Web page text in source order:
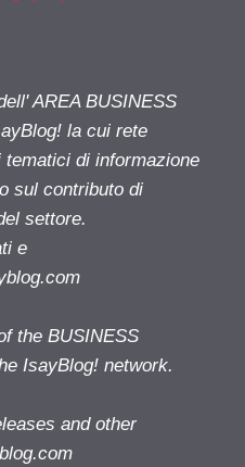
AREA BUSINESS
la cui rete
di informazione
sul contributo di
settore.
e
the BUSINESS
IsayBlog! network.
and other